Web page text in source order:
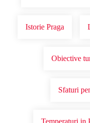
Istorie Praga
Obiective
Sfaturi
Temperaturi in